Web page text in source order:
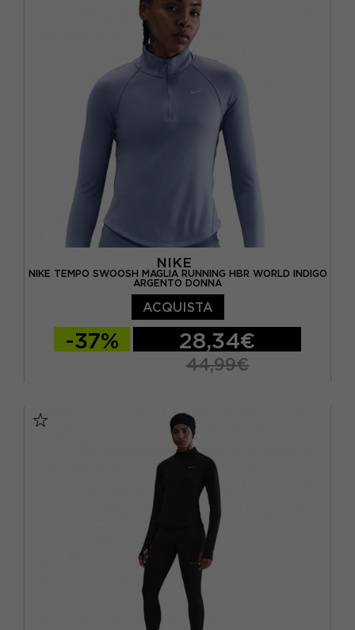
NIKE
NIKE TEMPO SWOOSH MAGLIA RUNNING HBR WORLD INDIGO
ARGENTO DONNA
ACQUISTA
-37% 28,34€
44,99€